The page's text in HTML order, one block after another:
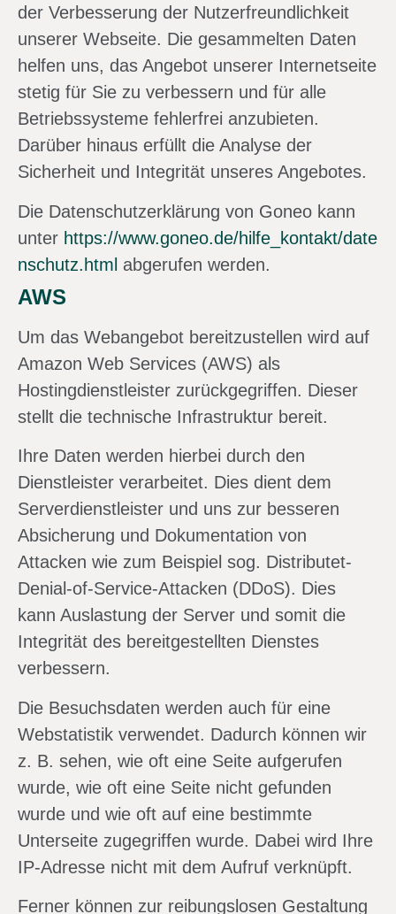
der Verbesserung der Nutzerfreundlichkeit
unserer Webseite. Die gesammelten Daten
helfen uns, das Angebot unserer Internetseite
stetig für Sie zu verbessern und für alle
Betriebssysteme fehlerfrei anzubieten.
Darüber hinaus erfüllt die Analyse der
Sicherheit und Integrität unseres Angebotes.
Die Datenschutzerklärung von Goneo kann
unter https://www.goneo.de/hilfe_kontakt/date
nschutz.html abgerufen werden.
AWS
Um das Webangebot bereitzustellen wird auf
Amazon Web Services (AWS) als
Hostingdienstleister zurückgegriffen. Dieser
stellt die technische Infrastruktur bereit.
Ihre Daten werden hierbei durch den
Dienstleister verarbeitet. Dies dient dem
Serverdienstleister und uns zur besseren
Absicherung und Dokumentation von
Attacken wie zum Beispiel sog. Distributet-
Denial-of-Service-Attacken (DDoS). Dies
kann Auslastung der Server und somit die
Integrität des bereitgestellten Dienstes
verbessern.
Die Besuchsdaten werden auch für eine
Webstatistik verwendet. Dadurch können wir
z. B. sehen, wie oft eine Seite aufgerufen
wurde, wie oft eine Seite nicht gefunden
wurde und wie oft auf eine bestimmte
Unterseite zugegriffen wurde. Dabei wird Ihre
IP-Adresse nicht mit dem Aufruf verknüpft.
Ferner können zur reibungslosen Gestaltung